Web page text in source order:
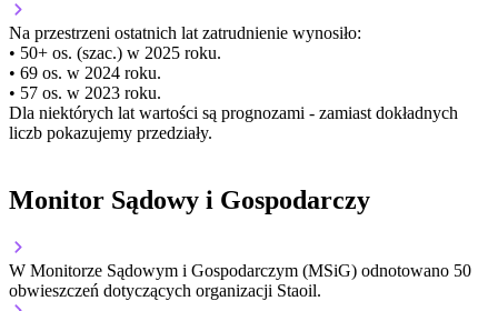
Na przestrzeni ostatnich lat zatrudnienie wynosiło:
• 50+ os. (szac.) w 2025 roku.
• 69 os. w 2024 roku.
• 57 os. w 2023 roku.
Dla niektórych lat wartości są prognozami - zamiast dokładnych
liczb pokazujemy przedziały.
Monitor Sądowy i Gospodarczy
W Monitorze Sądowym i Gospodarczym (MSiG) odnotowano 50
obwieszczeń dotyczących organizacji Staoil.